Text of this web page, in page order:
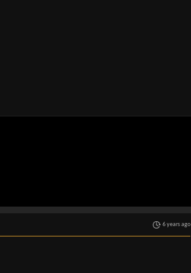
6 years ago